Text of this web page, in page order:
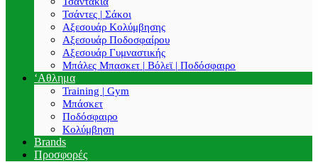
Τσάντες | Σάκοι
Αξεσουάρ Κολύμβησης
Αξεσουάρ Ποδοσφαίρου
Αξεσουάρ Γυμναστικής
Μπάλες Μπασκετ | Βόλεϊ | Ποδόσφαιρο
‘Αθλημα
Training | Gym
Μπάσκετ
Ποδόσφαιρο
Κολύμβηση
Brands
Προσφορές